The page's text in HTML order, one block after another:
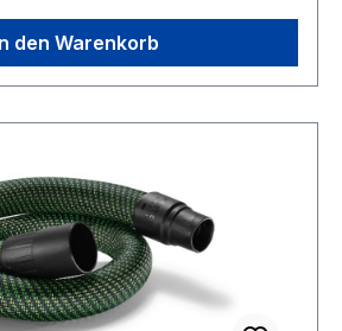
mit: CROWN Nass und
741 und CROWN
CT13714L(TB)
den Warenkorb